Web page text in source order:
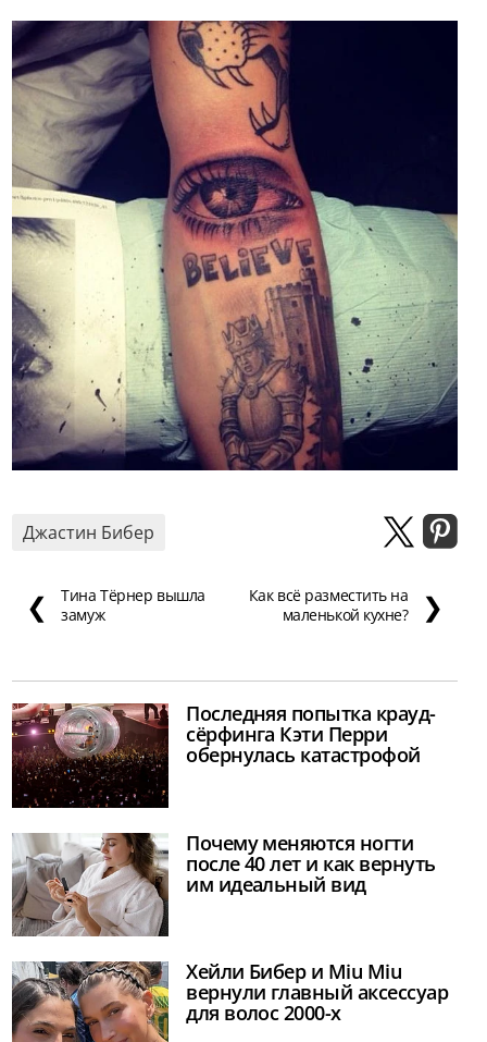
Джастин Бибер
❮
Тина Тёрнер вышла
замуж
Как всё разместить на
маленькой кухне?
❯
Последняя попытка крауд-
сёрфинга Кэти Перри
обернулась катастрофой
Почему меняются ногти
после 40 лет и как вернуть
им идеальный вид
Хейли Бибер и Miu Miu
вернули главный аксессуар
для волос 2000-х